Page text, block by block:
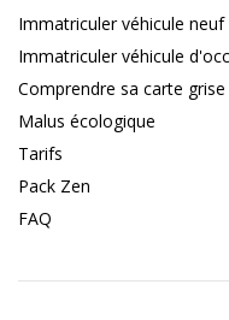
Immatriculer véhicule neuf
Immatriculer véhicule
Comprendre sa carte grise
Malus écologique
Tarifs
Pack Zen
FAQ